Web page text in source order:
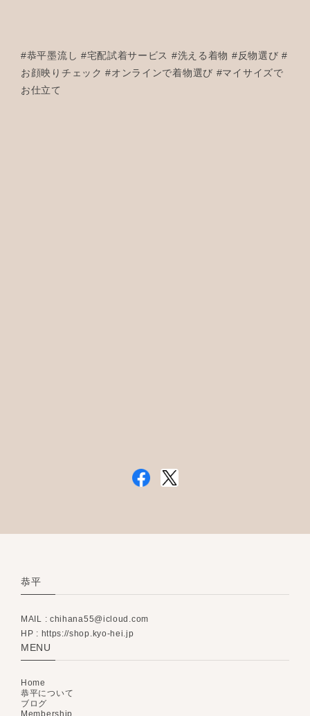
#恭平墨流し #宅配試着サービス #洗える着物 #反物選び #
お顔映りチェック #オンラインで着物選び #マイサイズで
お仕立て
恭平
MAIL : chihana55@icloud.com
HP : https://shop.kyo-hei.jp
MENU
Home
恭平について
ブログ
Membership